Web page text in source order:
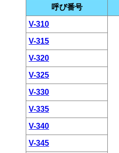
呼び番号
V-310
V-315
V-320
V-325
V-330
V-335
V-340
V-345